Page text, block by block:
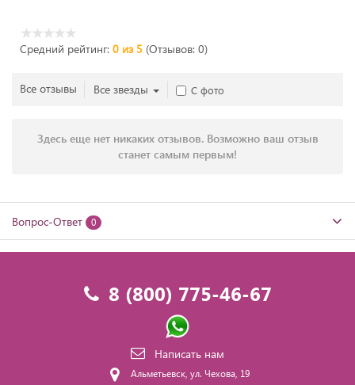
Средний рейтинг: 0 из 5 (Отзывов: 0)
Все отзывы Все звезды С фото
Здесь еще нет никаких отзывов. Возможно ваш отзыв
станет самым первым!
Вопрос-Ответ 0
8 (800) 775-46-67
Написать нам
Альметьевск, ул. Чехова, 19